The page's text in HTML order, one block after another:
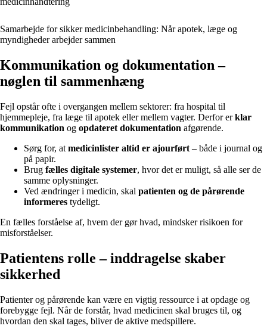
Samarbejde for sikker medicinbehandling: Når apotek, læge og
myndigheder arbejder sammen
Kommunikation og dokumentation –
nøglen til sammenhæng
Fejl opstår ofte i overgangen mellem sektorer: fra hospital til
hjemmepleje, fra læge til apotek eller mellem vagter. Derfor erklar
kommunikation og opdateret dokumentation afgørende.
Sørg for, at medicinlister altid er ajourført – både i journal og
på papir.
Brug fælles digitale systemer, hvor det er muligt, så alle ser de
samme oplysninger.
Ved ændringer i medicin, skal patienten og de pårørende
informeres tydeligt.
En fælles forståelse af, hvem der gør hvad, mindsker risikoen for
misforståelser.
Patientens rolle – inddragelse skaber
sikkerhed
Patienter og pårørende kan være en vigtig ressource i at opdage og
forebygge fejl. Når de forstår, hvad medicinen skal bruges til, og
hvordan den skal tages, bliver de aktive medspillere.